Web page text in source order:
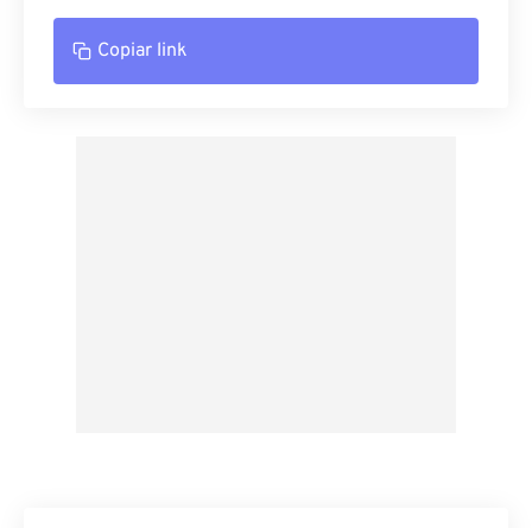
Copiar link